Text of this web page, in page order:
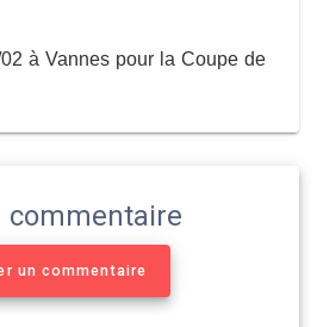
à Vannes pour la Coupe de
commentaire
un commentaire